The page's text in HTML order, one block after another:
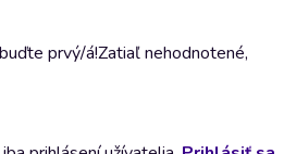
prvý/á!Zatiaľ nehodnotené,